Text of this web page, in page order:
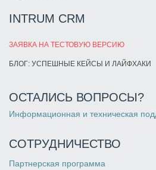
INTRUM CRM
ЗАЯВКА НА ТЕСТОВУЮ ВЕРСИЮ
БЛОГ: УСПЕШНЫЕ КЕЙСЫ И ЛАЙФХАКИ
ОСТАЛИСЬ ВОПРОСЫ?
Информационная и техническая
СОТРУДНИЧЕСТВО
Партнерская программа